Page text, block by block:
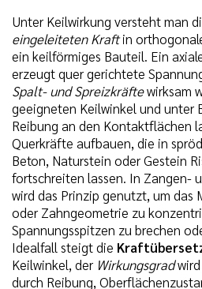
Unter Keilwirkung versteht man
eingeleiteten Kraftin
ein keilförmiges Bauteil. Ein
erzeugt quer gerichtete
Spalt- und Spreizkräftewirksam
geeigneten Keilwinkel und unter
Reibung an den Kontaktflächen
Querkräfte aufbauen, die in
Beton, Naturstein oder Gestein
fortschreiten lassen. In Zangen-
wird das Prinzip genutzt, um das
oder Zahngeometrie zu
Spannungsspitzen zu brechen
Idealfall steigt die
Keilwinkel, der Wirkungsgradwird
durch Reibung,